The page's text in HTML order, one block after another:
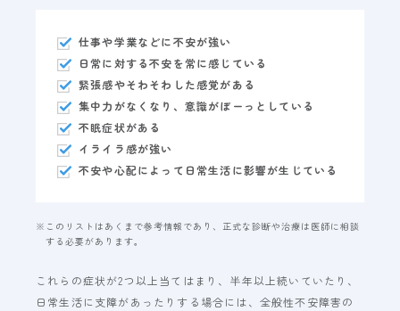
仕事や学業などに不安が強い
日常に対する不安を常に感じている
緊張感やそわそわした感覚がある
集中力がなくなり、意識がぼーっとしている
不眠症状がある
イライラ感が強い
不安や心配によって日常生活に影響が生じている
※ このリストはあくまで参考情報であり、正式な診断や治療は医師に相談
する必要があります。
これらの症状が2つ以上当てはまり、半年以上続いていたり、
日常生活に支障があったりする場合には、全般性不安障害の